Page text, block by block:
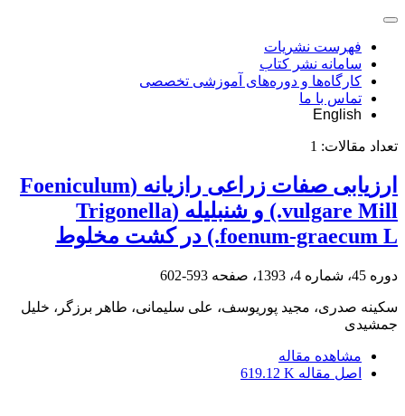
فهرست نشریات
سامانه نشر کتاب
کارگاه‌ها و دوره‌های آموزشی تخصصی
تماس با ما
English
تعداد مقالات: 1
ارزیابی صفات زراعی رازیانه (Foeniculum
vulgare Mill.) و شنبلیله (Trigonella
foenum-graecum L.) در کشت مخلوط
دوره 45، شماره 4، 1393، صفحه 593-602
سکینه صدری، مجید پوریوسف، علی سلیمانی، طاهر برزگر، خلیل
جمشیدی
مشاهده مقاله
اصل مقاله 619.12 K